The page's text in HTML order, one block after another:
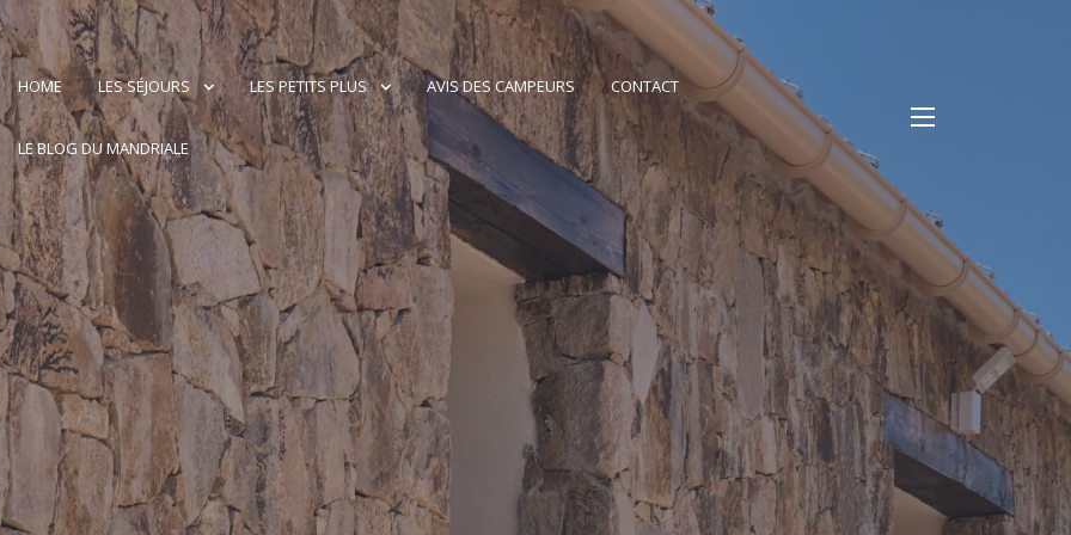
HOME LES SÉJOURS LES PETITS PLUS AVIS DES CAMPEURS CONTACT
LE BLOG DU MANDRIALE